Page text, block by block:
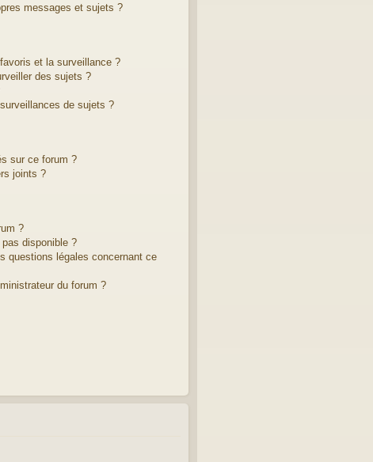
messages et sujets ?
et la surveillance ?
des sujets ?
de sujets ?
sur ce forum ?
joints ?
?
disponible ?
questions légales concernant ce
du forum ?